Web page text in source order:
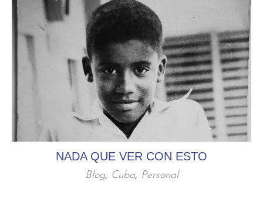
NADA QUE VER CON ESTO
Blog, Cuba, Personal